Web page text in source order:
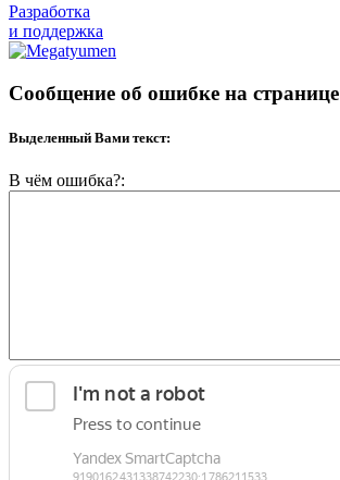
Разработка
и поддержка
Сообщение об ошибке на странице
Выделенный Вами текст:
В чём ошибка?: